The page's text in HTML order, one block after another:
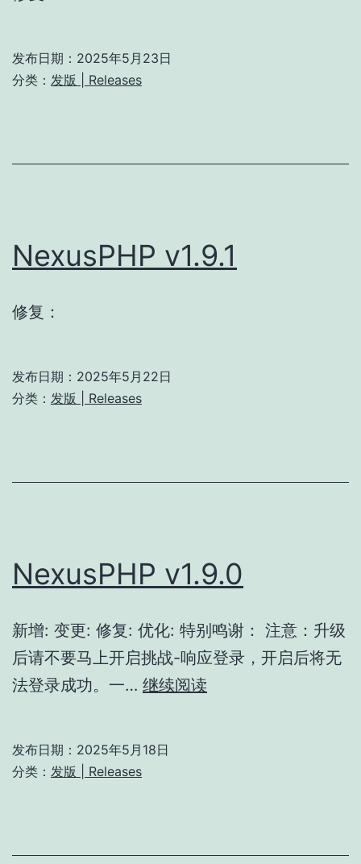
发布日期： 2025年5月23日
分类： 发版 | Releases
NexusPHP v1.9.1
修复：
发布日期： 2025年5月22日
分类： 发版 | Releases
NexusPHP v1.9.0
新增: 变更: 修复: 优化: 特别鸣谢： 注意：升级
后请不要马上开启挑战-响应登录，开启后将无
法登录成功。一… 继续阅读
发布日期： 2025年5月18日
分类： 发版 | Releases